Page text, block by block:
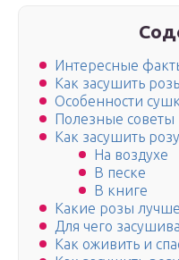
Интересные
Как засушить
Особенности
Полезные советы
Как засушить
На воздухе
В песке
В книге
Какие розы
Для чего
Как оживить и